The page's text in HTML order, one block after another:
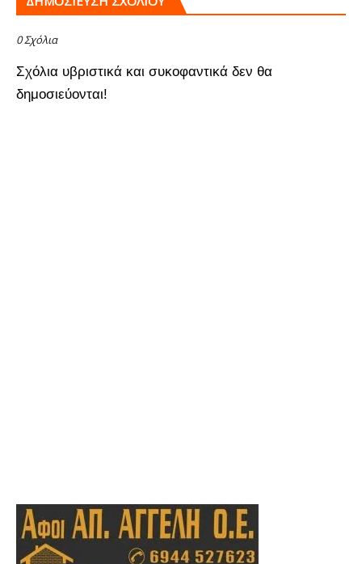
0 Σχόλια
Σχόλια υβριστικά και συκοφαντικά δεν θα
δημοσιεύονται!